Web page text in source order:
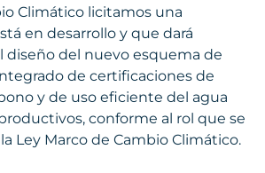
Climático licitamos una
en desarrollo y que dará
diseño del nuevo esquema de
de certificaciones de
y de uso eficiente del agua
conforme al rol que se
Ley Marco de Cambio Climático.